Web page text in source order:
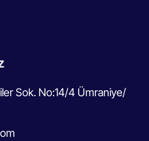
Sok. No:14/4 Ümraniye/